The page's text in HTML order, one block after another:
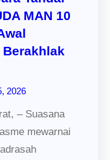
MAN 10
2026
– Suasana
mewarnai